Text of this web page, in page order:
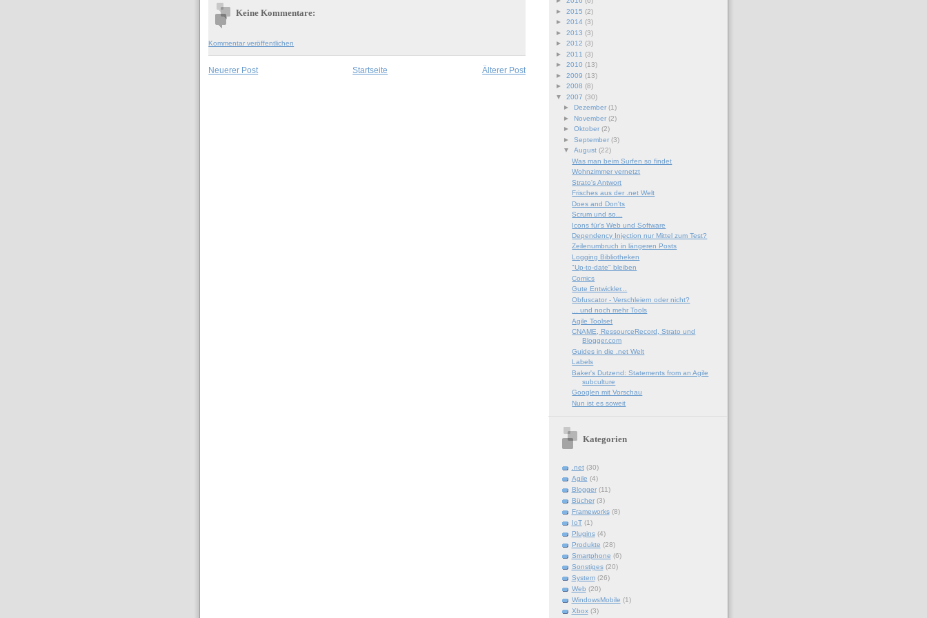
Keine Kommentare:
Kommentar veröffentlichen
Neuerer Post Älterer Post
Startseite
► 2015 (2)
► 2014 (3)
► 2013 (3)
► 2012 (3)
► 2011 (3)
► 2010 (13)
► 2009 (13)
► 2008 (8)
▼ 2007 (30)
►Dezember(1)
►November(2)
►Oktober(2)
►September(3)
▼August(22)
Was man beim Surfen so findet
Wohnzimmer vernetzt
Strato's Antwort
Frisches aus der .net Welt
Does and Don'ts
Scrum und so...
Icons für's Web und Software
Dependency Injection nur Mittel zum Test?
Zeilenumbruch in längeren Posts
Logging Bibliotheken
"Up-to-date" bleiben
Comics
Gute Entwickler...
Obfuscator - Verschleiern oder nicht?
... und noch mehr Tools
Agile Toolset
CNAME, RessourceRecord, Strato und
Blogger.com
Guides in die .net Welt
Labels
Baker's Dutzend: Statements from an Agile
subculture
Googlen mit Vorschau
Nun ist es soweit
Kategorien
.net (30)
Agile (4)
Blogger (11)
Bücher (3)
Frameworks (8)
IoT (1)
Plugins (4)
Produkte (28)
Smartphone (6)
Sonstiges (20)
System (26)
Web (20)
WindowsMobile (1)
Xbox (3)